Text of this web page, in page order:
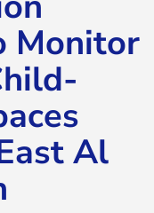
Monitor
Al